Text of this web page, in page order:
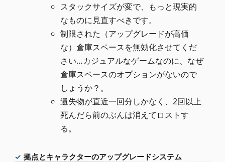
スタックサイズが変で、もっと現実的
なものに見直すべきです。
制限された（アップグレードが高価
な）倉庫スペースを無効化させてくだ
さい…カジュアルなゲームなのに、なぜ
倉庫スペースのオプションがないので
しょうか？。
遺失物が直近一回分しかなく、2回以上
死んだら前のぶんは消えてロストす
る。
拠点とキャラクターのアップグレードシステム